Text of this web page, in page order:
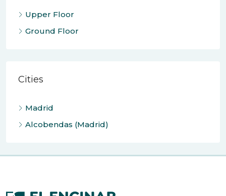
Upper Floor
Ground Floor
Cities
Madrid
Alcobendas (Madrid)